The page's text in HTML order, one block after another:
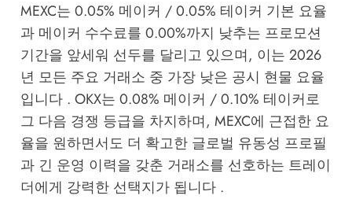
MEXC는 0.05% 메이커 / 0.05% 테이커 기본 요율
과 메이커 수수료를 0.00%까지 낮추는 프로모션
기간을 앞세워 선두를 달리고 있으며, 이는 2026
년 모든 주요 거래소 중 가장 낮은 공시 현물 요율
입니다 . OKX는 0.08% 메이커 / 0.10% 테이커로
그 다음 경쟁 등급을 차지하며, MEXC에 근접한 요
율을 원하면서도 더 확고한 글로벌 유동성 프로필
과 긴 운영 이력을 갖춘 거래소를 선호하는 트레이
더에게 강력한 선택지가 됩니다 .